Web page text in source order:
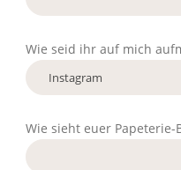
Wie seid ihr auf mich
Wie sieht euer Papeterie-